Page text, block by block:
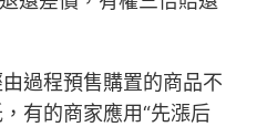
過程預售購置的商品不
有的商家應用“先漲后